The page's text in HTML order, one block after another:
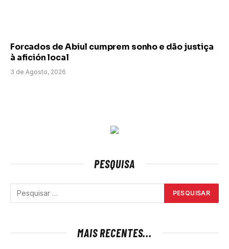
Forcados de Abiul cumprem sonho e dão justiça
à afición local
3 de Agosto, 2026
PESQUISA
MAIS RECENTES...